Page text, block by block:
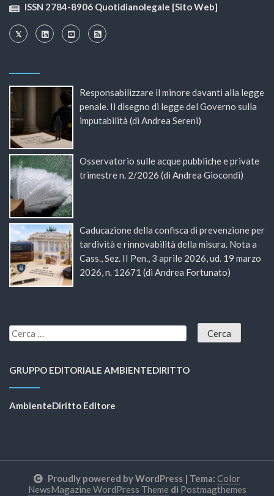
ISSN 2784-8906 Quotidianolegale [Sito Web]
Responsabilizzare il minore davanti alla legge
penale. Il disegno di legge del Governo sulla
imputabilità (di Andrea Sereni)
Osservatorio sulle acque pubbliche e private
trimestre n. 2/2026 (di Andrea Giocondi)
Caducazione della confisca di prevenzione per
tardività e rinnovabilità della misura. Nota a
Cass., Sez. II Pen., 3 aprile 2026, ud. 19 marzo
2026, n. 12671 (di Andrea Fortunato)
GRUPPO EDITORIALE AMBIENTEDIRITTO
AmbienteDiritto Editore
Proudly powered by WordPress | Tema: Color
NewsMagazine WordPress Theme di Postmagthemes